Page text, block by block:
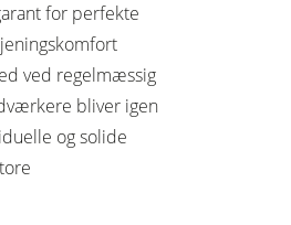
for perfekte
ved regelmæssig
bliver igen
og solide